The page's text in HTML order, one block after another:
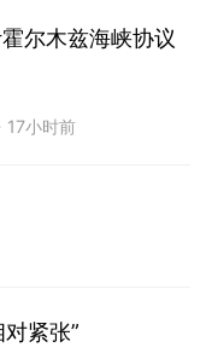
尔木兹海峡协议
17小时前
紧张”